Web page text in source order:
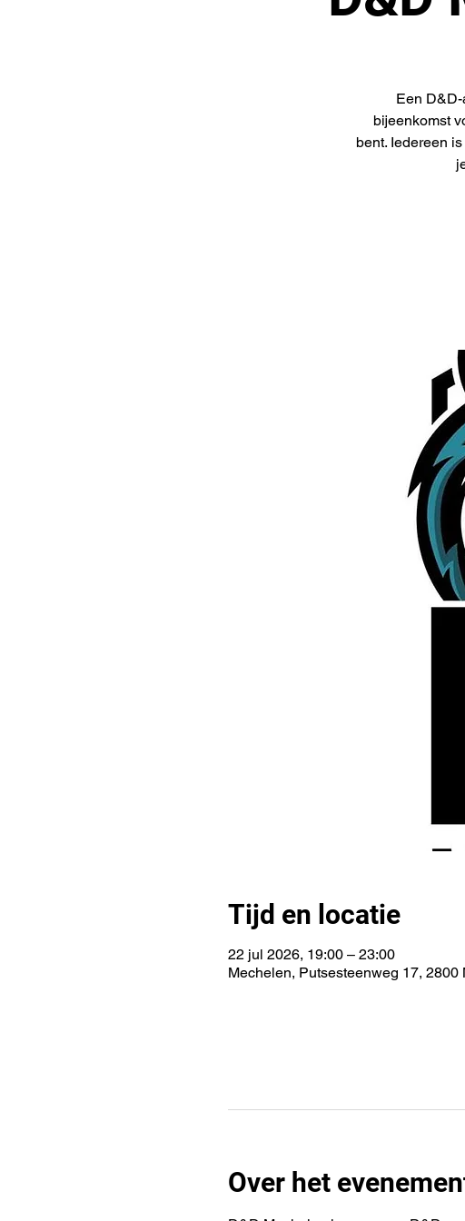
Een
bijeenkomst
bent. Iedereen
Tijd en locatie
22 jul 2026, 19:00 – 23:00
Mechelen, Putsesteenweg 17, 2800
Over het